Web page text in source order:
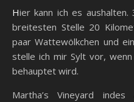
Hier kann ich es aushalten. 30 Kilometer lang und an der
breitesten Stelle 20
paar Wattewölkchen und
stelle ich mir Sylt vor,
behauptet wird.
Martha’s Vineyard